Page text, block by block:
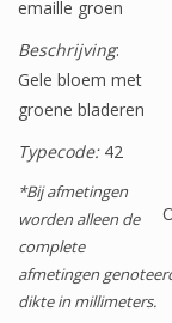
Quickscan:
1750
Wapenschilden
Mensfiguren
(Fabel)dieren
Architectuur
emaille groen
Beschrijving:
Gele bloem met
groene bladeren
Typecode:42
*Bij afmetingen
worden alleen de
complete
afmetingen
dikte in millimeters.